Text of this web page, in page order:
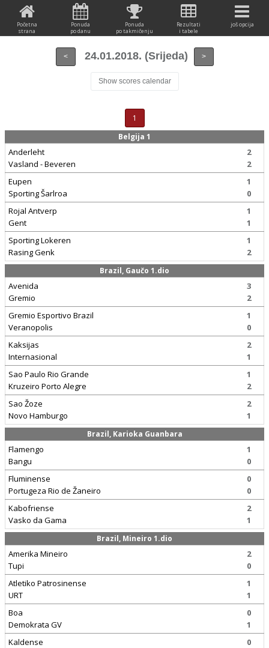
Početna
strana
Ponuda
po danu
Ponuda
po takmičenju
Rezultati
i tabele
još opcija
< 24.01.2018. (Srijeda) >
Show scores calendar
1
Belgija 1
Anderleht
Vasland - Beveren
2
2
Eupen
Sporting Šarlroa
1
0
Rojal Antverp
Gent
1
1
Sporting Lokeren
Rasing Genk
1
2
Brazil, Gaučo 1.dio
Avenida
Gremio
3
2
Gremio Esportivo Brazil
Veranopolis
1
0
Kaksijas
Internasional
2
1
Sao Paulo Rio Grande
Kruzeiro Porto Alegre
1
2
Sao Žoze
Novo Hamburgo
2
1
Brazil, Karioka Guanbara
Flamengo
Bangu
1
0
Fluminense
Portugeza Rio de Žaneiro
0
0
Kabofriense
Vasko da Gama
2
1
Brazil, Mineiro 1.dio
Amerika Mineiro
Tupi
2
0
Atletiko Patrosinense
URT
1
1
Boa
Demokrata GV
0
1
Kaldense
0